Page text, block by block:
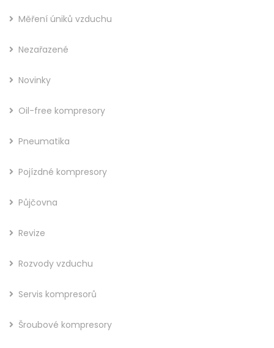
Měření úniků vzduchu
Nezařazené
Novinky
Oil-free kompresory
Pneumatika
Pojízdné kompresory
Půjčovna
Revize
Rozvody vzduchu
Servis kompresorů
Šroubové kompresory